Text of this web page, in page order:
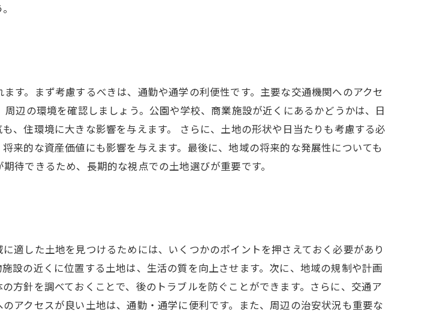
す。まず考慮するべきは、通勤や通学の利便性です。主要な交通機関へのアクセ
辺の環境を確認しましょう。公園や学校、商業施設が近くにあるかどうかは、日
、住環境に大きな影響を与えます。 さらに、土地の形状や日当たりも考慮する必
来的な資産価値にも影響を与えます。最後に、地域の将来的な発展性についても
待できるため、長期的な視点での土地選びが重要です。
適した土地を見つけるためには、いくつかのポイントを押さえておく必要があり
設の近くに位置する土地は、生活の質を向上させます。次に、地域の規制や計画
方針を調べておくことで、後のトラブルを防ぐことができます。さらに、交通ア
アクセスが良い土地は、通勤・通学に便利です。また、周辺の治安状況も重要な